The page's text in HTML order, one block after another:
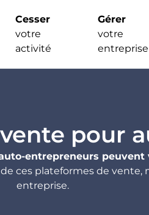
Cesser
votre
activité
Gérer
votre
entreprise
pour
entrepreneurs
ces plateformes de
entreprise.